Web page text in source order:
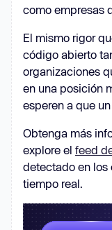
como empresas
El mismo rigor
código abierto
organizaciones
en una posición
esperen a que
Obtenga más
explore el feed
detectado en los
tiempo real.